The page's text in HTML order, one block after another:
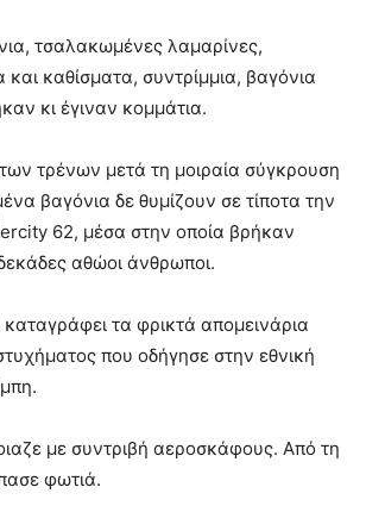
τσαλακωμένες λαμαρίνες,
καθίσματα, συντρίμμια, βαγόνια
κι έγιναν κομμάτια.
τρένων μετά τη μοιραία σύγκρουση
βαγόνια δε θυμίζουν σε τίποτα την
62, μέσα στην οποία βρήκαν
αθώοι άνθρωποι.
τα φρικτά απομεινάρια
που οδήγησε στην εθνική
με συντριβή αεροσκάφους. Από τη
φωτιά.